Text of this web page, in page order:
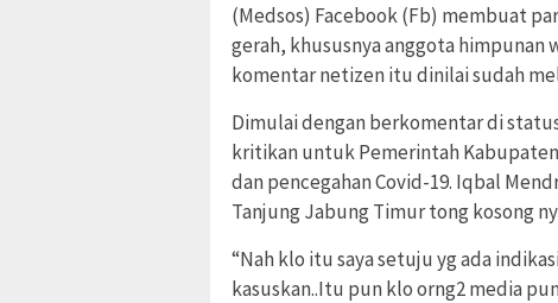
(Medsos) Facebook (Fb) membuat
gerah, khususnya anggota himpunan
komentar netizen itu dinilai sudah
Dimulai dengan berkomentar di
kritikan untuk Pemerintah
dan pencegahan Covid-19. Iqbal
Tanjung Jabung Timur tong kosong
“Nah klo itu saya setuju yg ada
kasuskan..Itu pun klo orng2 media